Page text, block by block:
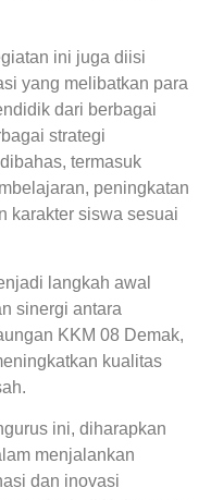
ini juga diisi
yang melibatkan para
dari berbagai
strategi
termasuk
peningkatan
karakter siswa sesuai
langkah awal
sinergi antara
KKM 08 Demak,
kualitas
ini, diharapkan
menjalankan
dan inovasi